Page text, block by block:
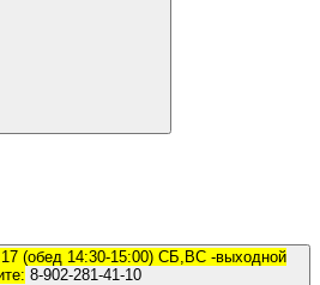
(обед 14:30-15:00) СБ,ВС -выходной